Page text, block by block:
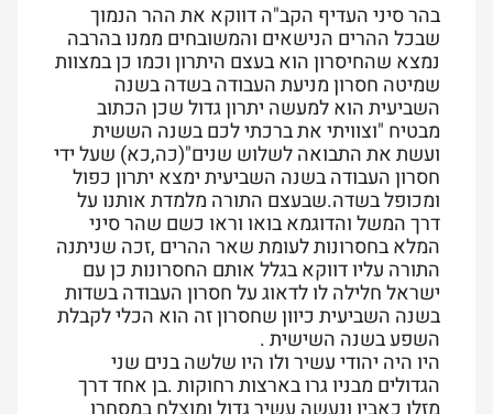
בהר סיני העדיף הקב"ה דווקא את ההר הנמוך
שבכל ההרים הנישאים והמשובחים ממנו בהרבה
נמצא שהחיסרון הוא בעצם היתרון וכמו כן במצוות
שמיטה חסרון מניעת העבודה בשדה בשנה
השביעית הוא למעשה יתרון גדול שכן הכתוב
מבטיח "וצוויתי את ברכתי לכם בשנה הששית
ועשת את התבואה לשלוש שנים"(כה,כא) שעל ידי
חסרון העבודה בשנה השביעית ימצא יתרון כפול
ומכופל בשדה.שבעצם התורה מלמדת אותנו על
דרך המשל והדוגמא בואו וראו כשם שהר סיני
המלא בחסרונות לעומת שאר ההרים ,זכה שניתנה
התורה עליו דווקא בגלל אותם החסרונות כן עם
ישראל חלילה לו לדאוג על חסרון העבודה בשדות
בשנה השביעית כיוון שחסרון זה הוא הכלי לקבלת
השפע בשנה השישית .
היו היה יהודי עשיר ולו היו שלשה בנים שני
הגדולים מבניו גרו בארצות רחוקות .בן אחד דרך